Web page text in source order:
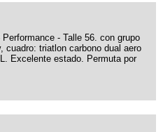
- Talle 56. con grupo
cuadro: triatlon carbono dual aero
Excelente estado. Permuta por